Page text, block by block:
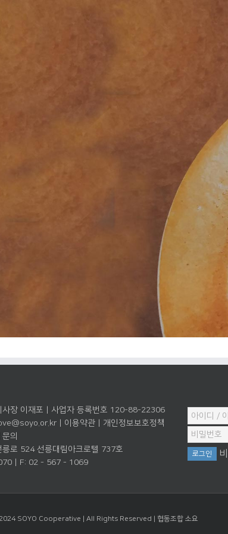
사장 이재포 | 사업자 등록번호 120-88-22306
이용약관
개인정보보호정책
의
릉로 524 선릉대림아크로텔 737호
| F: 02 - 567 - 1069
SOYO Cooperative | All Rights Reserved | 협동조합 소요